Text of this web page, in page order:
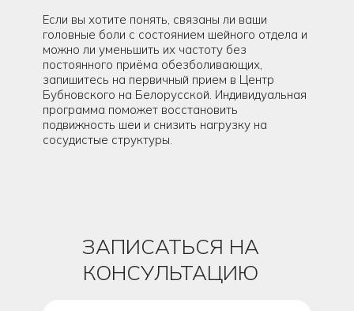
Если вы хотите понять, связаны ли ваши
головные боли с состоянием шейного отдела и
можно ли уменьшить их частоту без
постоянного приёма обезболивающих,
запишитесь на первичный прием в Центр
Бубновского на Белорусской. Индивидуальная
программа поможет восстановить
подвижность шеи и снизить нагрузку на
сосудистые структуры.
ЗАПИСАТЬСЯ НА
КОНСУЛЬТАЦИЮ